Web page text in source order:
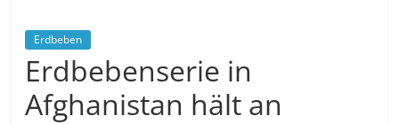
Erdbeben
Erdbebenserie in
Afghanistan hält an